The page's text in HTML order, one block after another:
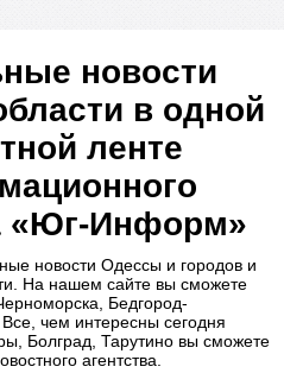
новости
в одной
ленте
«Юг-Информ»
новости Одессы и городов и
На нашем сайте вы сможете
Бедгород-
чем интересны сегодня
Болград, Тарутино вы сможете
агентства.